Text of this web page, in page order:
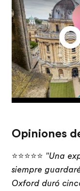
Opiniones
⭐⭐⭐⭐⭐ "Una
siempre
Oxford duró